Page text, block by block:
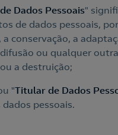
Dados Pessoais"
de dados pessoais,
conservação, a
ou qualquer
a destruição;
"Titular de Dados
pessoais.